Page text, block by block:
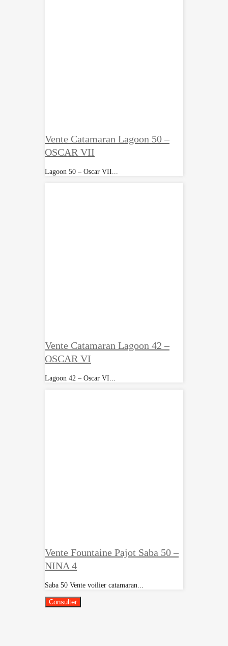
Vente Catamaran Lagoon 50 –
OSCAR VII
Lagoon 50 – Oscar VII...
Vente Catamaran Lagoon 42 –
OSCAR VI
Lagoon 42 – Oscar VI...
Vente Fountaine Pajot Saba 50 –
NINA 4
Saba 50 Vente voilier catamaran...
Consulter